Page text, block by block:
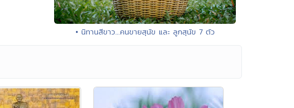
• นิทานสีขาว...คนขายสุนัข และ ลูกสุนัข 7 ตัว